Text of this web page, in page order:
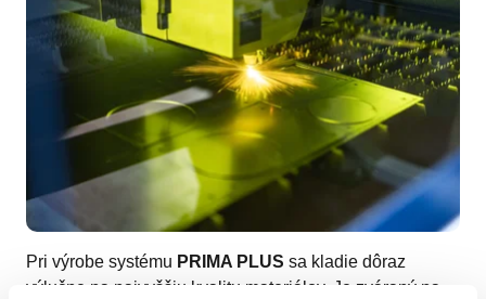
Pri výrobe systému PRIMA PLUS sa kladie dôraz
výlučne na najvyššiu kvalitu materiálov. Je zváraný na